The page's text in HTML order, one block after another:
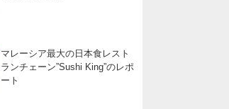
マレーシア最大の日本食レスト
ランチェーン”Sushi King”のレポ
ート